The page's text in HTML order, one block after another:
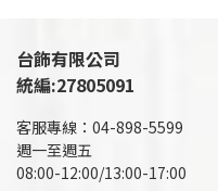
台飾有限公司
統編:27805091
客服專線：04-898-5599
週一至週五
08:00-12:00/13:00-17:00